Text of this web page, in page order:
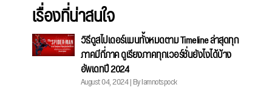
เรื่องที่น่าสนใจ
วิธีดูสไปเดอร์แมนทั้งหมดตาม Timeline ล่าสุดทุก
ภาคมีกี่ภาค ดูเรียงภาคทุกเวอร์ชั่นยังไงได้บ้าง
อัพเดทปี 2024
August 04, 2024 | By Iamnotspock